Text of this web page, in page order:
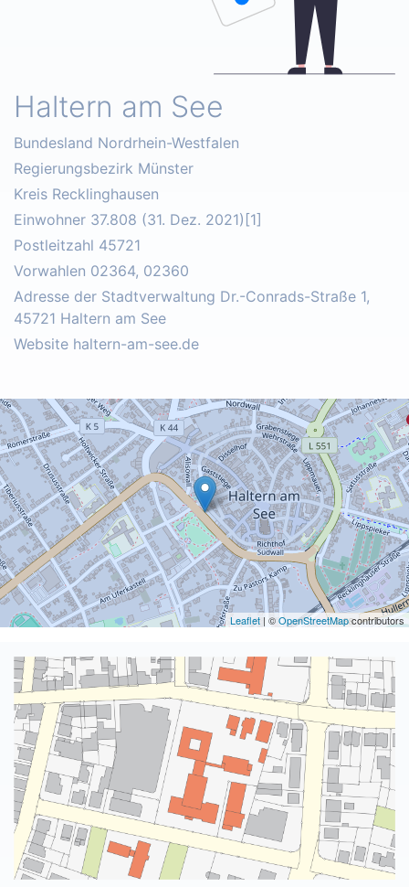
Haltern am See
Bundesland Nordrhein-Westfalen
Regierungsbezirk Münster
Kreis Recklinghausen
Einwohner 37.808 (31. Dez. 2021)[1]
Postleitzahl 45721
Vorwahlen 02364, 02360
Adresse der Stadtverwaltung Dr.-Conrads-Straße 1,
45721 Haltern am See
Website haltern-am-see.de
Leaflet | ©OpenStreetMapcontributors